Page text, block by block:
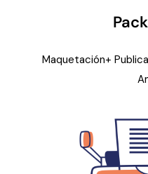
Maquetación+